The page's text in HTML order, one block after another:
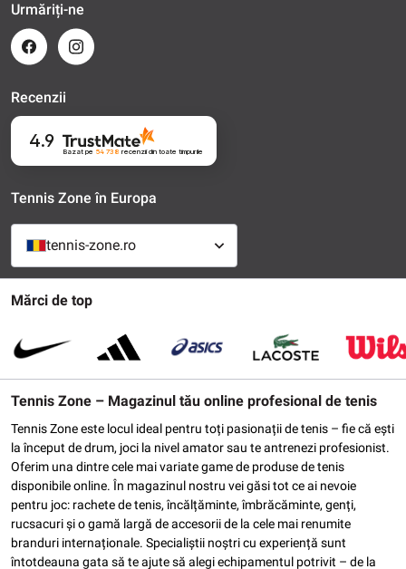
Mărci de top
Tennis Zone – Magazinul tău online profesional de tenis
Tennis Zone este locul ideal pentru toți pasionații de tenis – fie că ești
la început de drum, joci la nivel amator sau te antrenezi profesionist.
Oferim una dintre cele mai variate game de produse de tenis
disponibile online. În magazinul nostru vei găsi tot ce ai nevoie
pentru joc: rachete de tenis, încălțăminte, îmbrăcăminte, genți,
rucsacuri și o gamă largă de accesorii de la cele mai renumite
branduri internaționale. Specialiștii noștri cu experiență sunt
întotdeauna gata să te ajute să alegi echipamentul potrivit – de la
Urmăriți-ne
Recenzii
4.9
Bazat pe 54 738 recenziidin toate timpurile
Tennis Zone în Europa
tennis-zone.ro